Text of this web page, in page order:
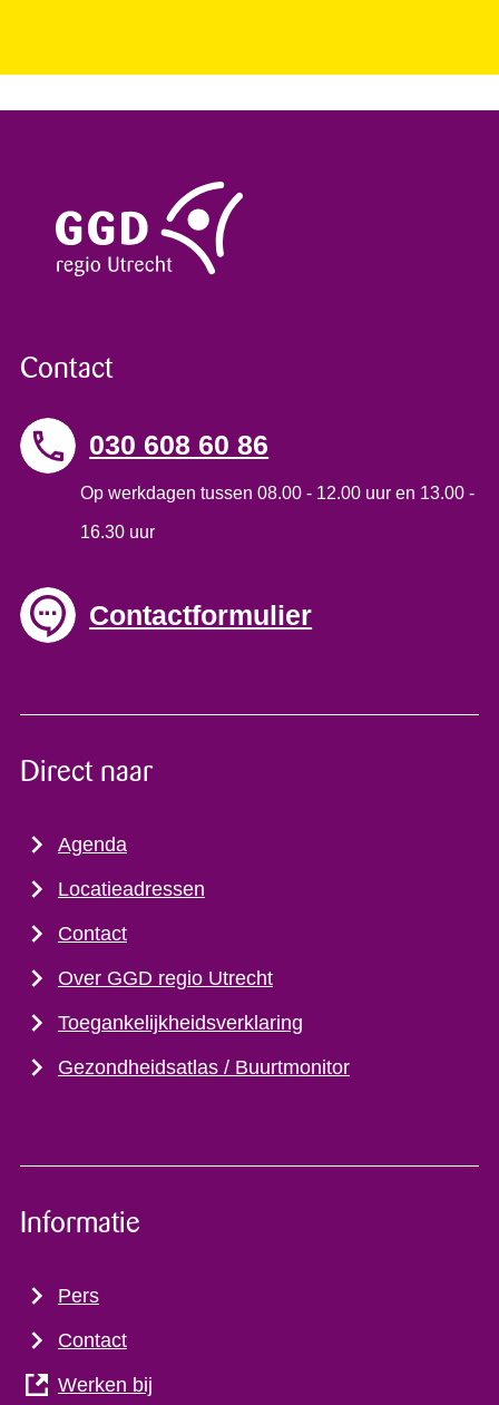
Contact
030 608 60 86
Op werkdagen tussen 08.00 - 12.00 uur en 13.00 -
16.30 uur
Contactformulier
Direct naar
Agenda
Locatieadressen
Contact
Over GGD regio Utrecht
Toegankelijkheidsverklaring
Gezondheidsatlas / Buurtmonitor
Informatie
Pers
Contact
Werken bij